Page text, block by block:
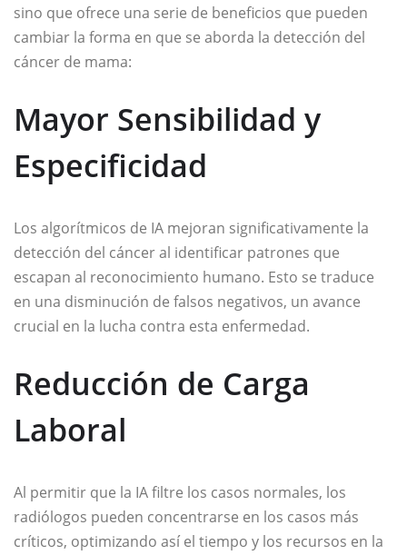
sino que ofrece una serie de beneficios que pueden
cambiar la forma en que se aborda la detección del
cáncer de mama:
Mayor Sensibilidad y
Especificidad
Los algorítmicos de IA mejoran significativamente la
detección del cáncer al identificar patrones que
escapan al reconocimiento humano. Esto se traduce
en una disminución de falsos negativos, un avance
crucial en la lucha contra esta enfermedad.
Reducción de Carga
Laboral
Al permitir que la IA filtre los casos normales, los
radiólogos pueden concentrarse en los casos más
críticos, optimizando así el tiempo y los recursos en la